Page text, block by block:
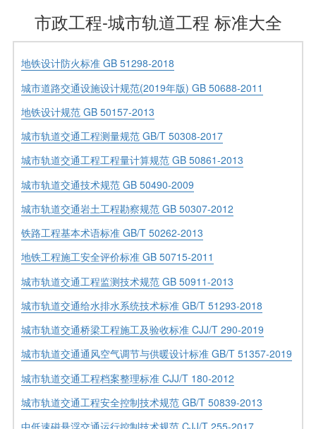
市政工程-城市轨道工程 标准大全
地铁设计防火标准 GB 51298-2018
城市道路交通设施设计规范(2019年版) GB 50688-2011
地铁设计规范 GB 50157-2013
城市轨道交通工程测量规范 GB/T 50308-2017
城市轨道交通工程工程量计算规范 GB 50861-2013
城市轨道交通技术规范 GB 50490-2009
城市轨道交通岩土工程勘察规范 GB 50307-2012
铁路工程基本术语标准 GB/T 50262-2013
地铁工程施工安全评价标准 GB 50715-2011
城市轨道交通工程监测技术规范 GB 50911-2013
城市轨道交通给水排水系统技术标准 GB/T 51293-2018
城市轨道交通桥梁工程施工及验收标准 CJJ/T 290-2019
城市轨道交通通风空气调节与供暖设计标准 GB/T 51357-2019
城市轨道交通工程档案整理标准 CJJ/T 180-2012
城市轨道交通工程安全控制技术规范 GB/T 50839-2013